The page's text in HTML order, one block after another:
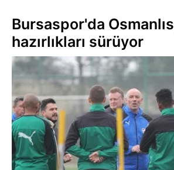
Bursaspor'da
hazırlıkları sürüyor